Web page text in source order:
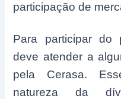
participação de
Para participar do
deve atender a
pela Cerasa.
natureza da